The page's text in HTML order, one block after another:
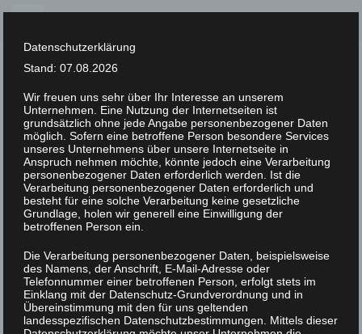
Skip
content
XLAB STIFTUNG
UNCATEGORIZED / 16. FEBRUAR 2023
XLAB_ScienceFestival_DDS0483
Datenschutzerklärung
Stand: 07.08.2026
Wir freuen uns sehr über Ihr Interesse an unserem
Unternehmen. Eine Nutzung der Internetseiten ist
grundsätzlich ohne jede Angabe personenbezogener Daten
möglich. Sofern eine betroffene Person besondere Services
unseres Unternehmens über unsere Internetseite in
Anspruch nehmen möchte, könnte jedoch eine Verarbeitung
personenbezogener Daten erforderlich werden. Ist die
Verarbeitung personenbezogener Daten erforderlich und
besteht für eine solche Verarbeitung keine gesetzliche
Grundlage, holen wir generell eine Einwilligung der
betroffenen Person ein.
Die Verarbeitung personenbezogener Daten, beispielsweise
des Namens, der Anschrift, E-Mail-Adresse oder
Telefonnummer einer betroffenen Person, erfolgt stets im
Einklang mit der Datenschutz-Grundverordnung und in
Übereinstimmung mit den für uns geltenden
landesspezifischen Datenschutzbestimmungen. Mittels dieser